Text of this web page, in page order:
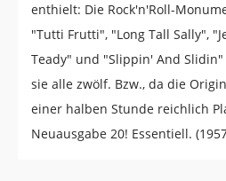
enthielt: Die Rock'n'Roll-
"Tutti Frutti", "Long Tall Sally",
Teady" und "Slippin' And
sie alle zwölf. Bzw., da die
einer halben Stunde reichlich
Neuausgabe 20! Essentiell.